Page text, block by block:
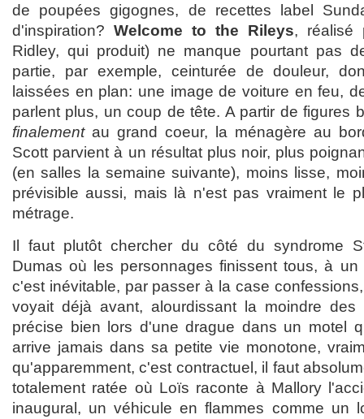
de poupées gigognes, de recettes label
d'inspiration? Welcome to the Rileys, réalisé
Ridley, qui produit) ne manque pourtant pas
partie, par exemple, ceinturée de douleur,
laissées en plan: une image de voiture en feu,
parlent plus, un coup de tête. A partir de figures
finalementau grand coeur, la ménagère au
Scott parvient à un résultat plus noir, plus
(en salles la semaine suivante), moins lisse,
prévisible aussi, mais là n'est pas vraiment le
métrage.
Il faut plutôt chercher du côté du syndrome
Dumas où les personnages finissent tous, à
c'est inévitable, par passer à la case
voyait déjà avant, alourdissant la moindre des
précise bien lors d'une drague dans un motel
arrive jamais dans sa petite vie monotone,
qu'apparemment, c'est contractuel, il faut
totalement ratée où Loïs raconte à Mallory
inaugural, un véhicule en flammes comme un